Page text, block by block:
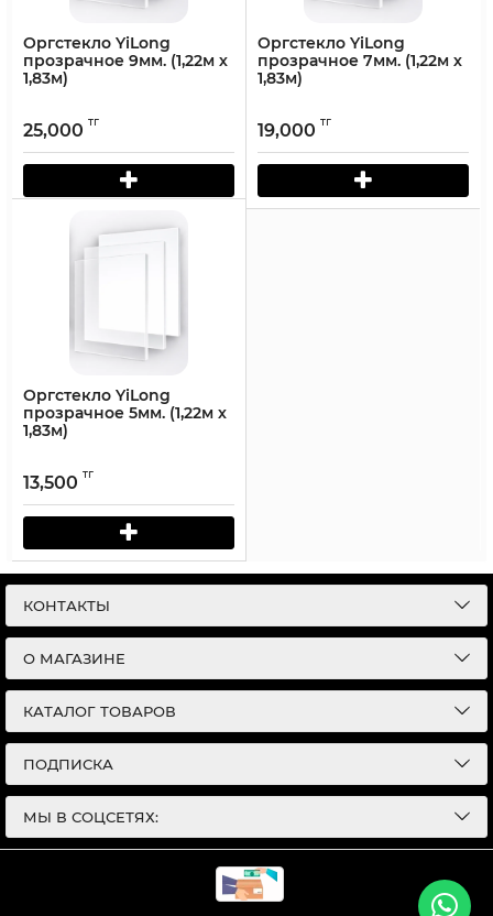
Оргстекло YiLong
прозрачное 9мм. (1,22м х
1,83м)
25,000 тг
Оргстекло YiLong
прозрачное 7мм. (1,22м х
1,83м)
19,000 тг
Оргстекло YiLong
прозрачное 5мм. (1,22м х
1,83м)
13,500 тг
КОНТАКТЫ
О МАГАЗИНЕ
КАТАЛОГ ТОВАРОВ
ПОДПИСКА
МЫ В СОЦСЕТЯХ: